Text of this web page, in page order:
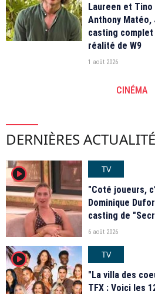
Laureen et
Anthony Matéo,
casting
réalité de W9
1 août 2026
CINÉMA
DERNIÈRES
player2
TV
"Coté joueurs,
Dominique
casting de
6 août 2026
player2
TV
"La villa des
TFX : Voici les